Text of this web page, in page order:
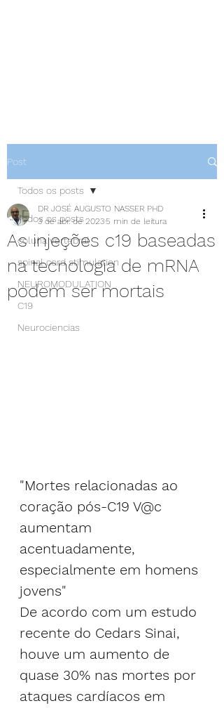
Post
Todos os posts
coluna vertebral
spinal cord stimulation
NEUROMODULATION
C19
Neurociencias
Todos os posts
As injeções c19 baseadas
na tecnologia de mRNA
podem ser mortais
DR JOSÉ AUGUSTO NASSER PHD
3 de abr. de 20235 min de leitura
"Mortes relacionadas ao
coração pós-C19 V@c
aumentam
acentuadamente,
especialmente em homens
jovens"
De acordo com um estudo
recente do Cedars Sinai,
houve um aumento de
quase 30% nas mortes por
ataques cardíacos em